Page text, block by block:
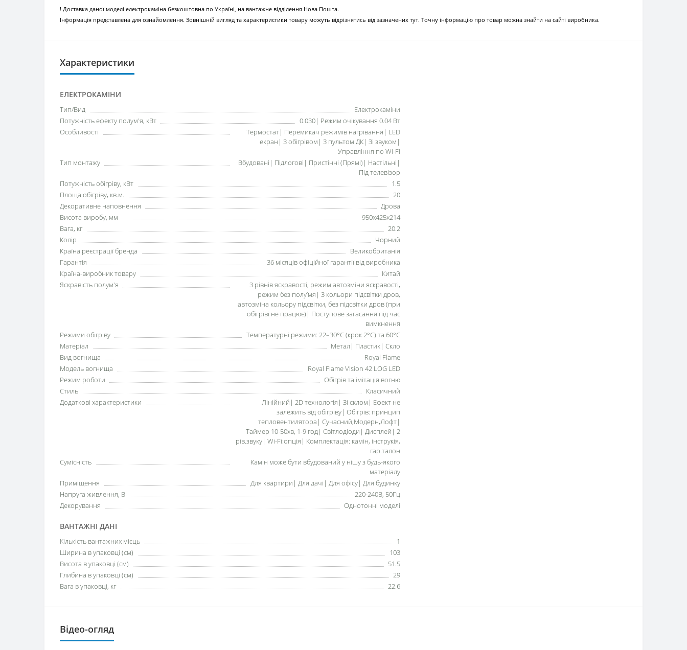
! Доставка даної моделі електрокаміна безкоштовна по Україні, на вантажне відділення Нова Пошта.
Інформація представлена для ознайомлення. Зовнішній вигляд та характеристики товару можуть відрізнятись від зазначених тут. Точну інформацію про товар можна знайти на сайті виробника.
Характеристики
ЕЛЕКТРОКАМІНИ
Тип/Вид
Електрокаміни
Потужність ефекту полум'я, кВт
0.030| Режим очікування 0.04 Вт
Особливості
Термостат| Перемикач режимів нагрівання| LED
екран| З обігрівом| З пультом ДК| Зі звуком|
Управління по Wi-Fi
Тип монтажу
Вбудовані| Підлогові| Пристінні (Прямі)| Настільні|
Під телевізор
Потужність обігріву, кВт
1.5
Площа обігріву, кв.м.
20
Декоративне наповнення
Дрова
Висота виробу, мм
950x425x214
Вага, кг
20.2
Колір
Чорний
Країна реєстрації бренда
Великобританія
Гарантія
36 місяців офіційної гарантії від виробника
Країна-виробник товару
Китай
Яскравість полум'я
3 рівнів яскравості, режим автозміни яскравості,
режим без полуʼмя| 3 кольори підсвітки дров,
автозміна кольору підсвітки, без підсвітки дров (при
обігріві не працює)| Поступове загасання під час
вимкнення
Режими обігріву
Температурні режими: 22–30°C (крок 2°C) та 60°C
Матеріал
Метал| Пластик| Скло
Вид вогнища
Royal Flame
Модель вогнища
Royal Flame Vision 42 LOG LED
Режим роботи
Обігрів та імітація вогню
Стиль
Класичний
Додаткові характеристики
Лінійний| 2D технологія| Зі склом| Ефект не
залежить від обігріву| Обігрів: принцип
тепловентилятора| Сучасний,Модерн,Лофт|
Таймер 10-50хв, 1-9 год| Світлодіоди| Дисплей| 2
рів.звуку| Wi-Fi:опція| Комплектація: камін, інструкія,
гар.талон
Сумісність
Камін може бути вбудований у нішу з будь-якого
матеріалу
Приміщення
Для квартири| Для дачі| Для офісу| Для будинку
Напруга живлення, В
220-240В, 50Гц
Декорування
Однотонні моделі
ВАНТАЖНІ ДАНІ
Кількість вантажних місць
1
Ширина в упаковці (см)
103
Висота в упаковці (см)
51.5
Глибина в упаковці (см)
29
Вага в упаковці, кг
22.6
Відео-огляд